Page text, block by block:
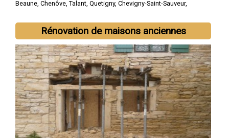
Beaune, Chenôve, Talant, Quetigny, Chevigny-Saint-Sauveur,
Rénovation de maisons anciennes